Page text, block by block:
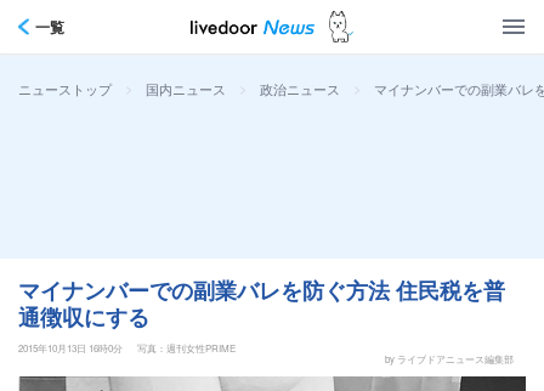
一覧
ニューストップ > 国内ニュース > 政治ニュース > マイナンバーでの副業バレ
マイナンバーでの副業バレを防ぐ方法 住民税を普
通徴収にする
2015年10月13日 16時0分
写真：週刊女性PRIME
by ライブドアニュース編集部